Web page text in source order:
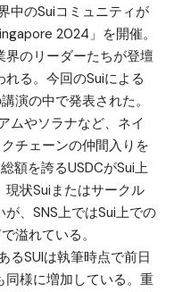
中のSuiコミュニティが
2024」を開催。
のリーダーたちが登壇
る。今回のSuiによる
演の中で発表された。
ムやソラナなど、ネイ
チェーンの仲間入りを
額を誇るUSDCがSui上
状Suiまたはサークル
、SNS上ではSui上での
溢れている。
るSUIは執筆時点で前日
様に増加している。重